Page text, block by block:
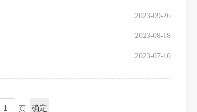
2023-09-26
2023-08-18
2023-07-10
页 确定